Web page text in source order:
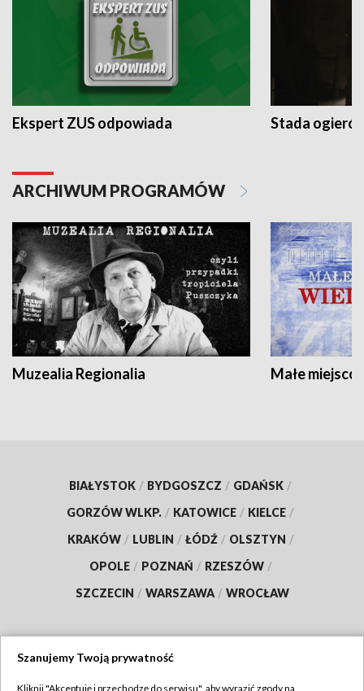
Ekspert ZUS odpowiada Stada
ARCHIWUM PROGRAMÓW
Muzealia Regionalia Małe
BIAŁYSTOK / BYDGOSZCZ / GDAŃSK /
GORZÓW WLKP. / KATOWICE / KIELCE /
KRAKÓW / LUBLIN / ŁÓDŹ / OLSZTYN /
OPOLE / POZNAŃ / RZESZÓW /
SZCZECIN / WARSZAWA / WROCŁAW
Szanujemy Twoją prywatność
Kliknij "Akceptuję i przechodzę do serwisu", aby wyrazić zgody na